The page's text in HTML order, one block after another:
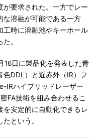
が要求された。一方でレー
な溶融が可能である一方
工時に溶融池やキーホール
。
16日に製品化を発表した青
DDL）と近赤外（IR）フ
IRハイブリッドレーザー
FA技術を組み合わせるこ
を安定的に自動化できるレ
という。